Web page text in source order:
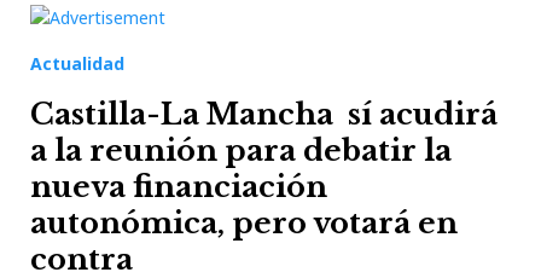
Actualidad
Castilla-La Mancha sí acudirá
a la reunión para debatir la
nueva financiación
autonómica, pero votará en
contra